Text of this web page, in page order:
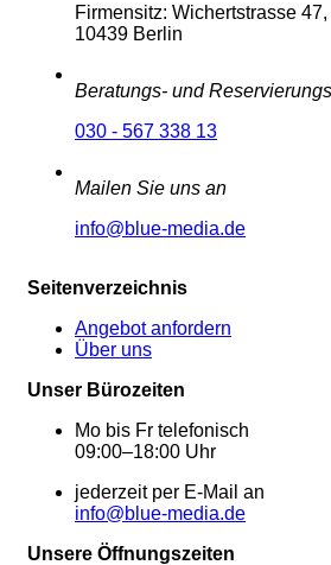
Firmensitz: Wichertstrasse 47,
10439 Berlin
Beratungs- und
030 - 567 338 13
Mailen Sie uns an
info@blue-media.de
Seitenverzeichnis
Angebot anfordern
Über uns
Unser Bürozeiten
Mo bis Fr telefonisch
09:00–18:00 Uhr
jederzeit per E-Mail an
info@blue-media.de
Unsere Öffnungszeiten